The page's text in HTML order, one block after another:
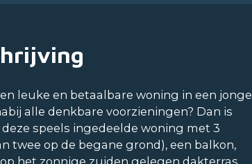
leuke en betaalbare woning in een jonge
alle denkbare voorzieningen? Dan is
speels ingedeelde woning met 3
twee op de begane grond), een balkon,
het zonnige zuiden gelegen dakterras